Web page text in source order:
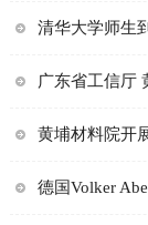
清华大学师生
广东省工信厅
黄埔材料院开
德国Volker